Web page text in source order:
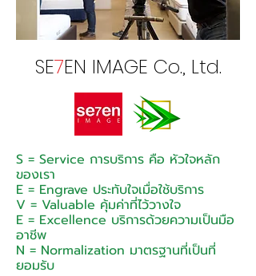
SE7EN IMAGE Co., Ltd.
S = Service การบริการ คือ หัวใจหลัก
ของเรา
E = Engrave ประทับใจเมื่อใช้บริการ
V = Valuable คุ้มค่าที่ไว้วางใจ
E = Excellence บริการด้วยความเป็นมือ
อาชีพ
N = Normalization มาตรฐานที่เป็นที่
ยอมรับ